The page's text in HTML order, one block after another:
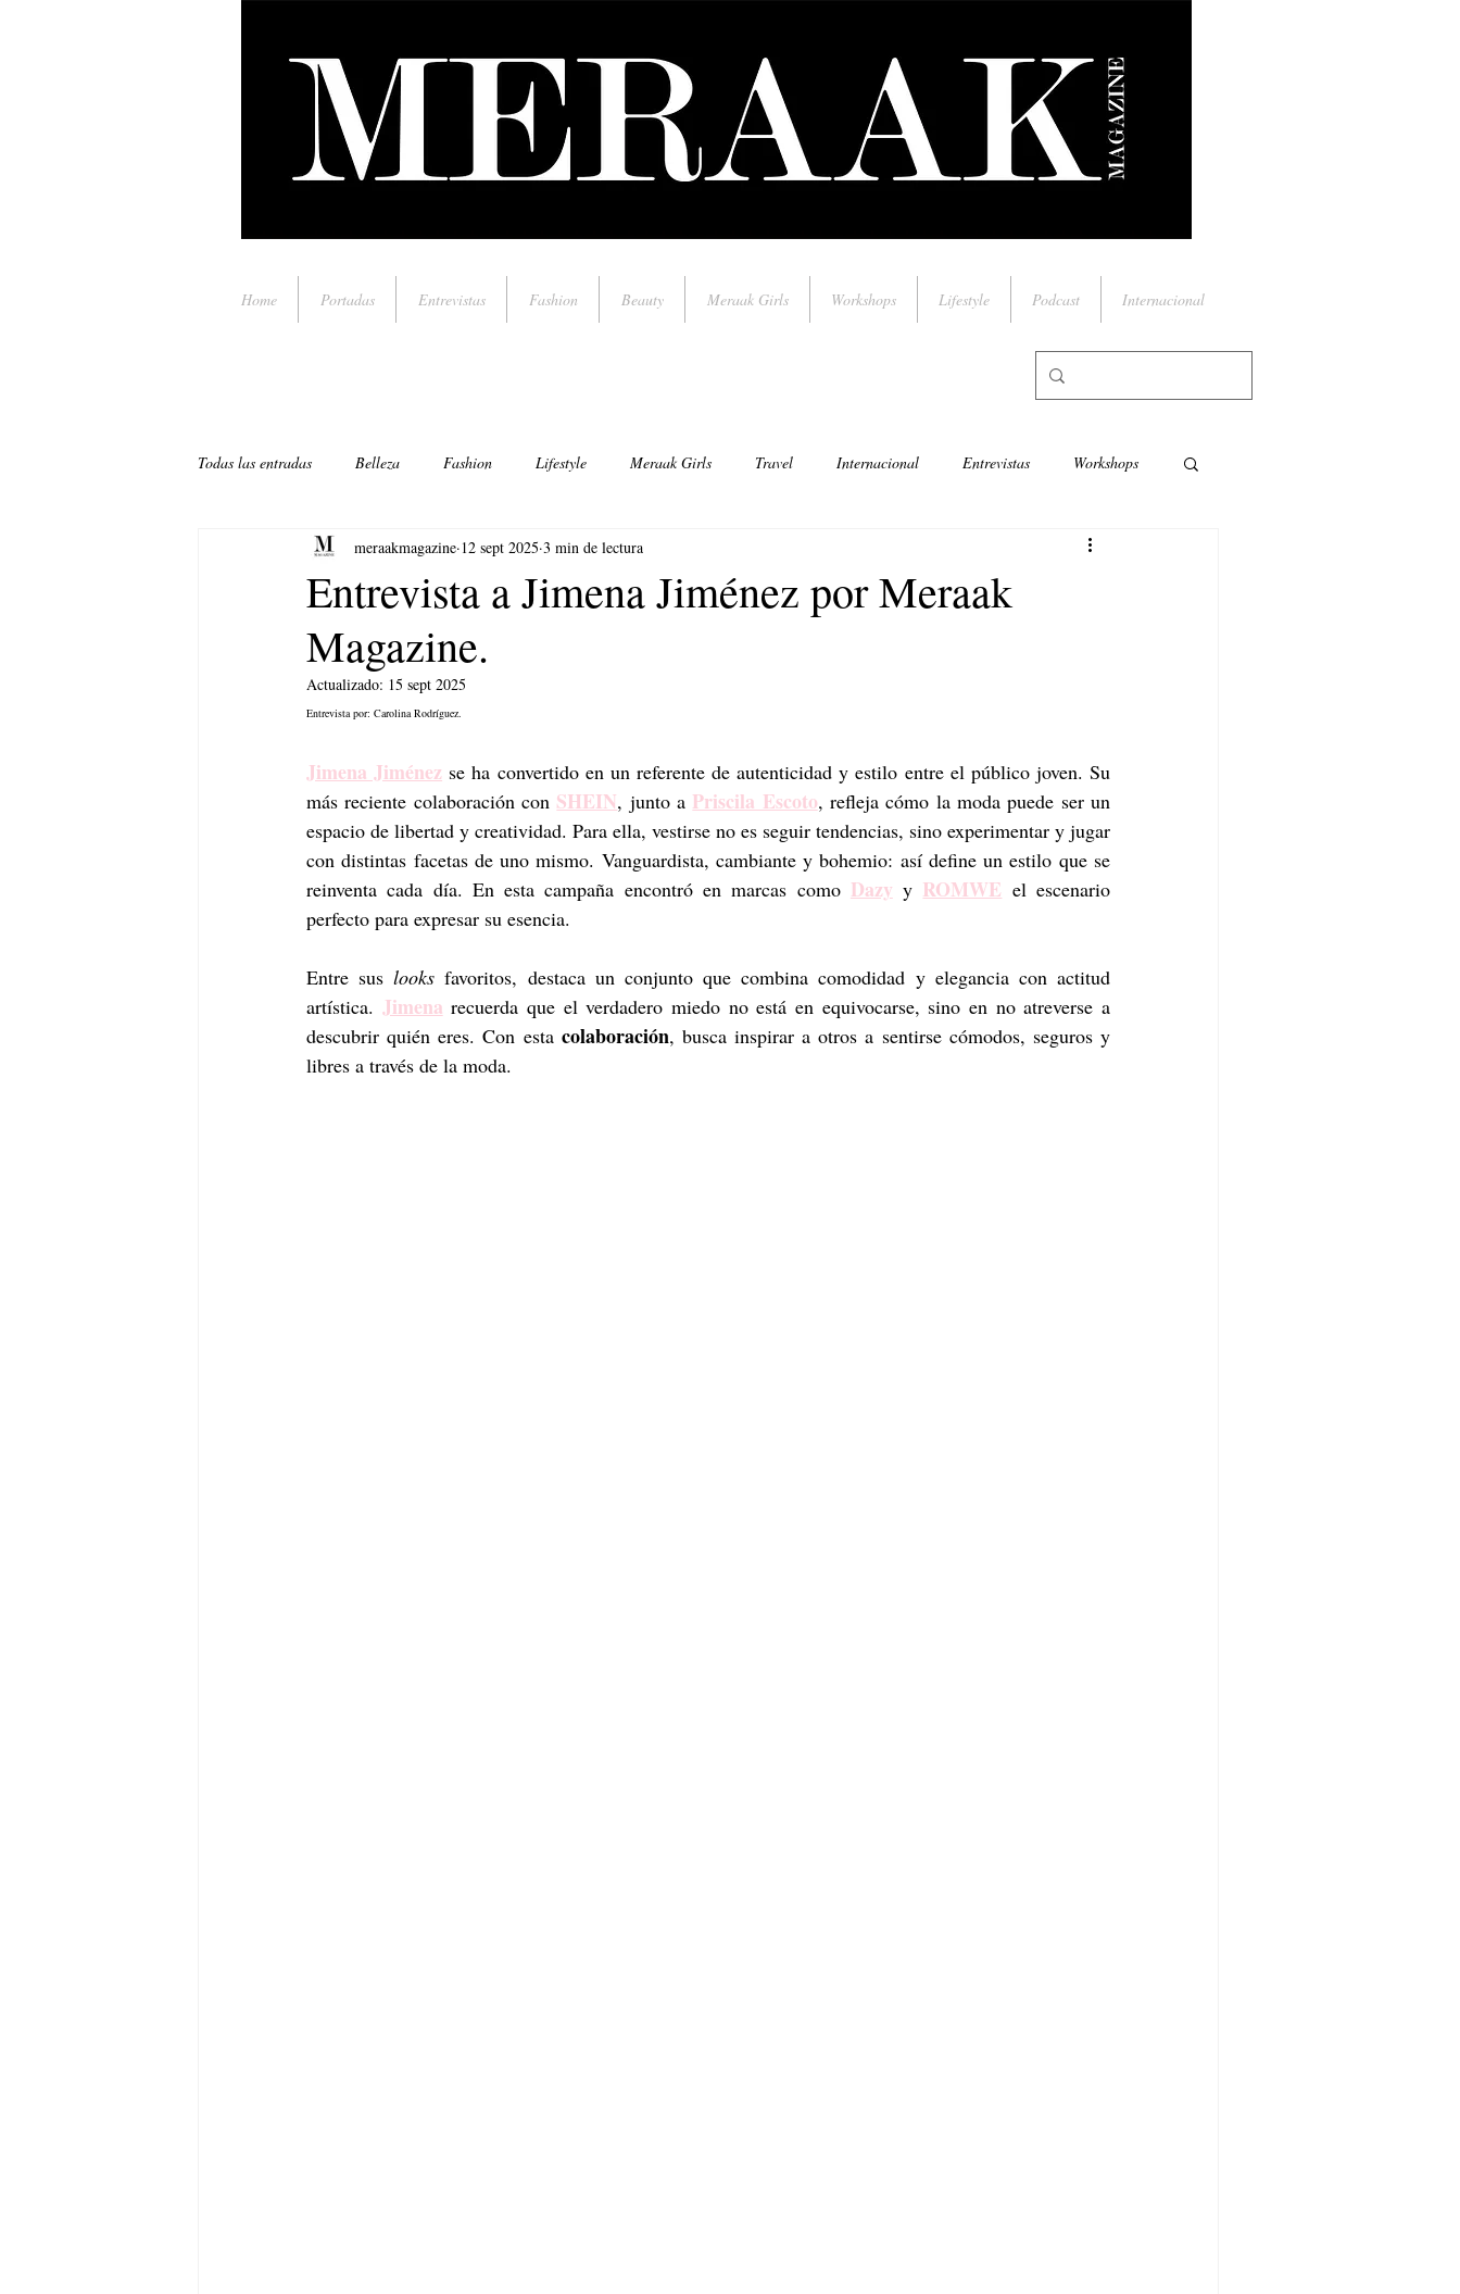
Home Portadas Entrevistas Fashion Beauty Meraak Girls Workshops Lifestyle Podcast Internacional
Todas las entradas Belleza Fashion Lifestyle Meraak Girls Travel Internacional Entrevistas Workshops
Música. Arte
Entrevista a Jimena Jiménez por Meraak
Magazine.
meraakmagazine 12 sept 2025 3 min de lectura
Actualizado: 15 sept 2025
Entrevista por: Carolina Rodríguez.
Jimena Jiménez se ha convertido en un referente de autenticidad y estilo entre el público joven. Su
más reciente colaboración con SHEIN, junto a Priscila Escoto, refleja cómo la moda puede ser un
espacio de libertad y creatividad. Para ella, vestirse no es seguir tendencias, sino experimentar y jugar
con distintas facetas de uno mismo. Vanguardista, cambiante y bohemio: así define un estilo que se
reinventa cada día. En esta campaña encontró en marcas como Dazy y ROMWE el escenario
perfecto para expresar su esencia.
Entre sus looks favoritos, destaca un conjunto que combina comodidad y elegancia con actitud
artística. Jimena recuerda que el verdadero miedo no está en equivocarse, sino en no atreverse a
descubrir quién eres. Con esta colaboración, busca inspirar a otros a sentirse cómodos, seguros y
libres a través de la moda.